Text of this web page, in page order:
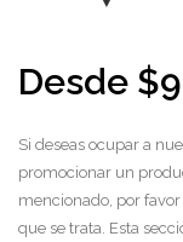
Desde $
Si deseas ocupar a
promocionar un
mencionado, por
que se trata. Esta